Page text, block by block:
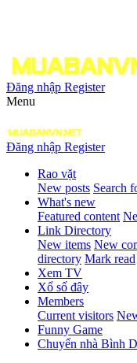
Đăng nhập Register
Menu
Đăng nhập Register
Rao vặt
New posts Search
What's new
Featured content
Link Directory
New items New
directory Mark read
Xem TV
Xổ số đây
Members
Current visitors
Funny Game
Chuyển nhà Bình